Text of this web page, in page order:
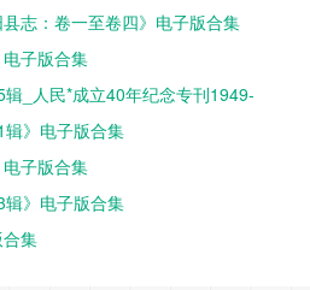
志：卷一至卷四》电子版合集
子版合集
_人民*成立40年纪念专刊1949-
》电子版合集
子版合集
》电子版合集
集